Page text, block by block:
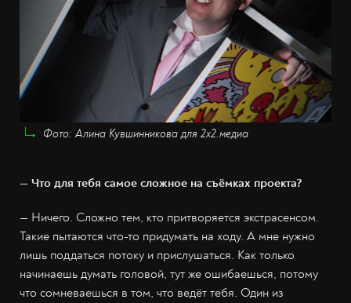
Фото: Алина Кувшинникова для 2х2.медиа
— Что для тебя самое сложное на съёмках проекта?
— Ничего. Сложно тем, кто притворяется экстрасенсом.
Такие пытаются что-то придумать на ходу. А мне нужно
лишь поддаться потоку и прислушаться. Как только
начинаешь думать головой, тут же ошибаешься, потому
что сомневаешься в том, что ведёт тебя. Один из